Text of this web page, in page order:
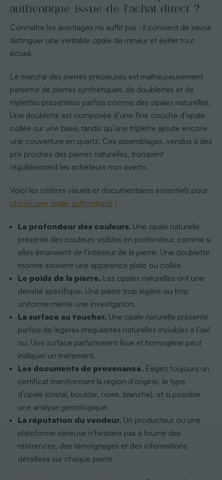
authentique issue de l’achat direct ?
Connaître les avantages ne suffit pas : il convient de savoir
distinguer une véritable opale de mineur et éviter tout
écueil.
Le marché des pierres précieuses est malheureusement
parsemé de pierres synthétiques, de doublettes et de
triplettes présentées parfois comme des opales naturelles.
Une doublette est composée d’une fine couche d’opale
collée sur une base, tandis qu’une triplette ajoute encore
une couverture en quartz. Ces assemblages, vendus à des
prix proches des pierres naturelles, trompent
régulièrement les acheteurs non avertis.
Voici les critères visuels et documentaires essentiels pour
choisir une opale authentique :
La profondeur des couleurs. Une opale naturelle
présente des couleurs visibles en profondeur, comme si
elles émanaient de l’intérieur de la pierre. Une doublette
montre souvent une apparence plate ou collée.
Le poids de la pierre. Les opales naturelles ont une
densité spécifique. Une pierre trop légère ou trop
uniforme mérite une investigation.
La surface au toucher. Une opale naturelle présente
parfois de légères irrégularités naturelles invisibles à l’œil
nu. Une surface parfaitement lisse et homogène peut
indiquer un traitement.
Les documents de provenance. Exigez toujours un
certificat mentionnant la région d’origine, le type
d’opale (cristal, boulder, noire, blanche), et si possible
une analyse gemologique.
La réputation du vendeur. Un producteur ou une
plateforme sérieuse n’hésitera pas à fournir des
références, des témoignages et des informations
détaillées sur chaque pierre.